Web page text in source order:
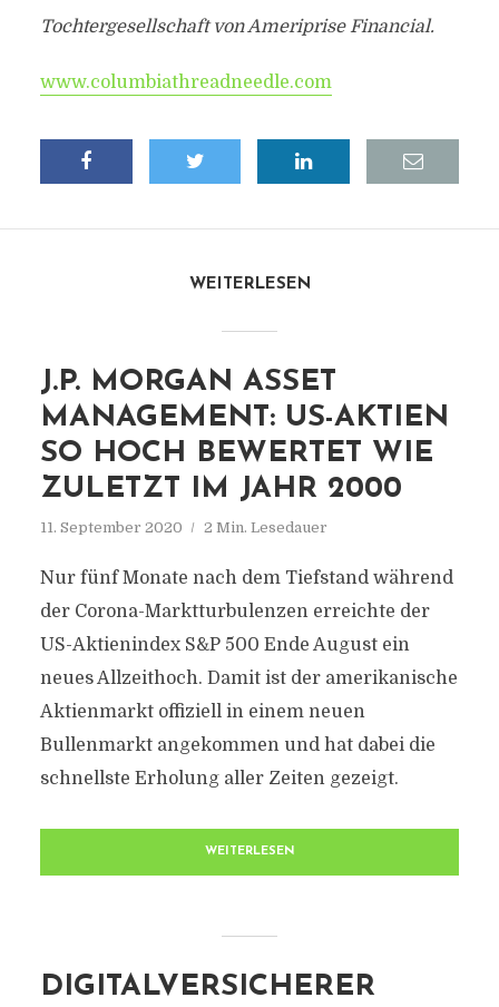
Tochtergesellschaft von Ameriprise Financial.
www.columbiathreadneedle.com
WEITERLESEN
J.P. MORGAN ASSET
MANAGEMENT: US-AKTIEN
SO HOCH BEWERTET WIE
ZULETZT IM JAHR 2000
11. September 2020 2 Min. Lesedauer
Nur fünf Monate nach dem Tiefstand während
der Corona-Marktturbulenzen erreichte der
US-Aktienindex S&P 500 Ende August ein
neues Allzeithoch. Damit ist der amerikanische
Aktienmarkt offiziell in einem neuen
Bullenmarkt angekommen und hat dabei die
schnellste Erholung aller Zeiten gezeigt.
WEITERLESEN
DIGITALVERSICHERER